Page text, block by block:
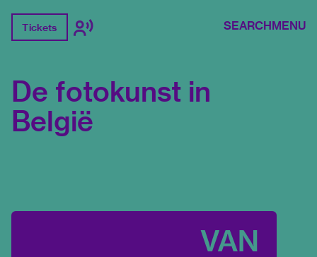
Tickets SEARCHMENU
De fotokunst in
België